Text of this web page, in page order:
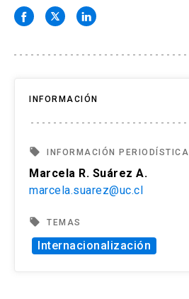
INFORMACIÓN
local_offer INFORMACIÓN PERIODÍSTICA
Marcela R. Suárez A.
marcela.suarez@uc.cl
local_offer TEMAS
Internacionalización